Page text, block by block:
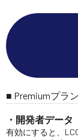
■ Premiumプラ
・開発者データ
有効にすると、